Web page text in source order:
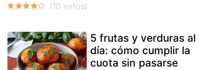
5 frutas y verduras al
día: cómo cumplir la
cuota sin pasarse